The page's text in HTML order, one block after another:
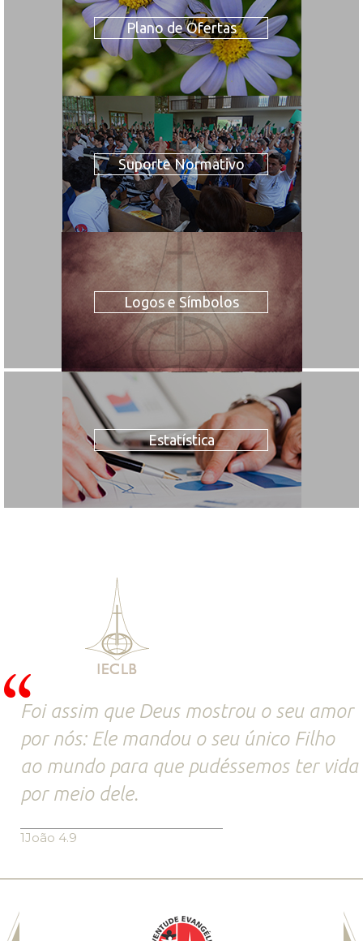
Plano de Ofertas
Suporte Normativo
Logos e Símbolos
Estatística
Foi assim que Deus mostrou o seu amor
por nós: Ele mandou o seu único Filho
ao mundo para que pudéssemos ter vida
por meio dele.
1João 4.9